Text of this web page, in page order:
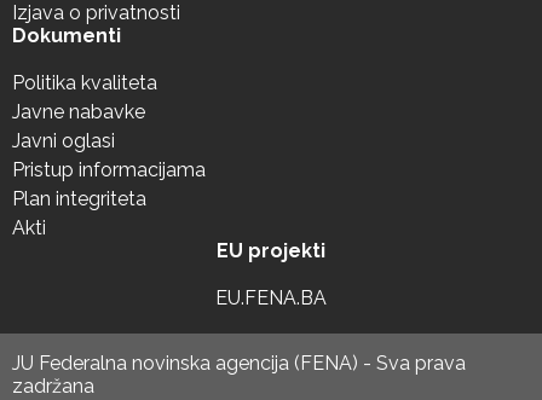
Izjava o privatnosti
Dokumenti
Politika kvaliteta
Javne nabavke
Javni oglasi
Pristup informacijama
Plan integriteta
Akti
EU projekti
EU.FENA.BA
JU Federalna novinska agencija (FENA) - Sva prava
zadržana